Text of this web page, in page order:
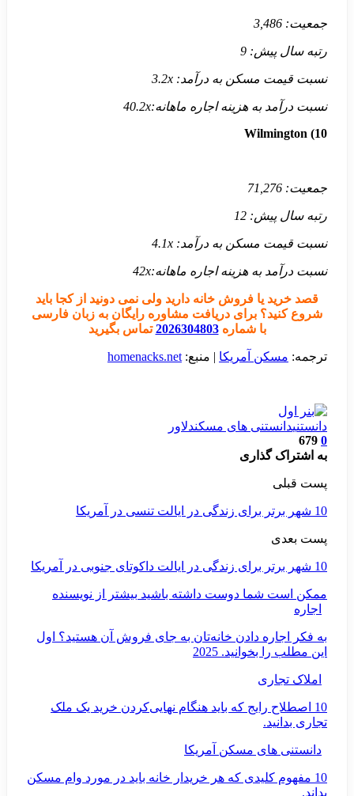
جمعیت: 3,486
رتبه سال پیش: 9
نسبت قیمت مسکن به درآمد: 3.2x
نسبت درآمد به هزینه اجاره ماهانه:40.2x
10)
Wilmington
جمعیت: 71,276
رتبه سال پیش: 12
نسبت قیمت مسکن به درآمد: 4.1x
نسبت درآمد به هزینه اجاره ماهانه:42x
قصد خرید یا فروش خانه دارید ولی نمی دونید از کجا باید
شروع کنید؟ برای دریافت مشاوره رایگان به زبان فارسی
با شماره 2026304803 تماس بگیرید
ترجمه: مسکن آمریکا | منبع: homenacks.net
دانستنیدانستنی های مسکندلاور
0
679
به اشتراک گذاری
پست قبلی
10 شهر برتر برای زندگی در ایالت تنسی در آمریکا
پست بعدی
10 شهر برتر برای زندگی در ایالت داکوتای جنوبی در آمریکا
ممکن است شما دوست داشته باشید بیشتر از نویسنده
اجاره
به فکر اجاره دادن خانه‌تان به جای فروش آن هستید؟ اول
این مطلب را بخوانید. 2025
املاک تجاری
10 اصطلاح رایج که باید هنگام نهایی‌کردن خرید یک ملک
تجاری بدانید.
دانستنی های مسکن آمریکا
10 مفهوم کلیدی که هر خریدار خانه باید در مورد وام مسکن
بداند.